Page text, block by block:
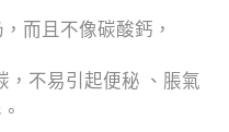
而且不像碳酸鈣，
，不易引起便秘 、脹氣